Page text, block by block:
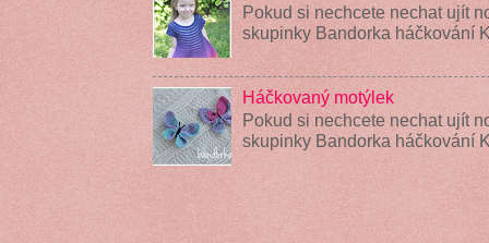
Pokud si nechcete nechat ujít
skupinky Bandorka háčkování
Háčkovaný motýlek
Pokud si nechcete nechat ujít
skupinky Bandorka háčkování